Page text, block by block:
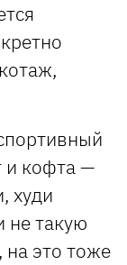
и кофта —
худи
не такую
на это тоже